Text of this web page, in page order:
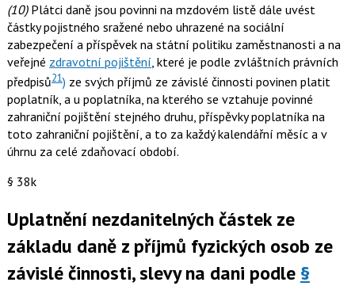
(10)Plátci daně jsou povinni na mzdovém listě dále uvést
částky pojistného sražené nebo uhrazené na sociální
zabezpečení a příspěvek na státní politiku zaměstnanosti a na
veřejné zdravotní pojištění, které je podle zvláštních právních
předpisů21) ze svých příjmů ze závislé činnosti povinen platit
poplatník, a u poplatníka, na kterého se vztahuje povinné
zahraniční pojištění stejného druhu, příspěvky poplatníka na
toto zahraniční pojištění, a to za každý kalendářní měsíc a v
úhrnu za celé zdaňovací období.
§ 38k
Uplatnění nezdanitelných částek ze
základu daně z příjmů fyzických osob ze
závislé činnosti, slevy na dani podle §